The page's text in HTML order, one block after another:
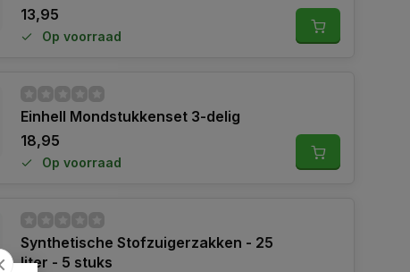
13,95
Op voorraad
Einhell Mondstukkenset 3-delig
18,95
Op voorraad
Synthetische Stofzuigerzakken - 25
liter - 5 stuks